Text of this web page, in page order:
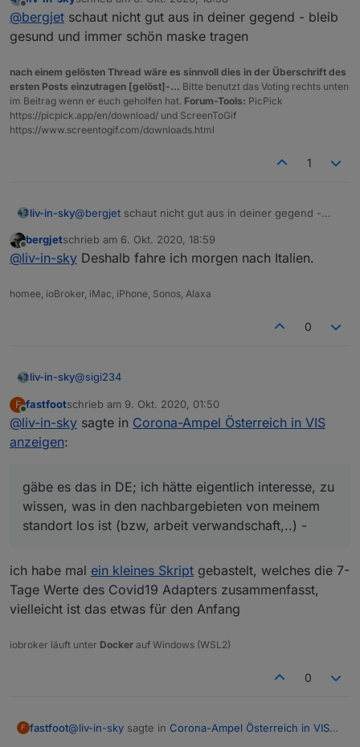
du kannst einfach den depp mit dem roten punkt
und den roten mit dem orangen ersetzen
Danke.
Offline zuletzt editiert von
@bergjet schaut nicht gut aus in deiner gegend - bleib
gesund und immer schön maske tragen
nach einem gelösten Thread wäre es sinnvoll dies in der Überschrift des
ersten Posts einzutragen [gelöst]-... Bitte benutzt das Voting rechts unten
im Beitrag wenn er euch geholfen hat. Forum-Tools: PicPick
https://picpick.app/en/download/ und ScreenToGif
https://www.screentogif.com/downloads.html
1
liv-in-sky@bergjet schaut nicht gut aus in deiner gegend -
Offline
bergjetschrieb am 6. Okt. 2020, 18:59
zuletzt editiert von
@liv-in-sky Deshalb fahre ich morgen nach Italien.
homee, ioBroker, iMac, iPhone, Sonos, Alaxa
0
liv-in-sky@sigi234
zur richtigstellung:
das ist nicht mein script - das hat@jackblackson
sortierung, die du über vis steuern kannst
nach was sortieren ?warnstufe, gkz, ort ?
gäbe es das in DE; ich hätte eigentlich interesse, zu
wissen, was in den nachbargebieten von meinem
standort los ist (bzw, arbeit verwandschaft,..) - in der
vis: eine ampel für meinen standort und außenrum
suchen, eine anahl an gesuchten gebieten als
datenpunkte darzustellen
oder die tabelle nur mit den werten , die mich
nur 10 werte oder so, in der tabelle, mit farbigen
F
Online
fastfootschrieb am 9. Okt. 2020, 01:50
zuletzt editiert von
@liv-in-sky sagte in Corona-Ampel Österreich in VIS
anzeigen:
gäbe es das in DE; ich hätte eigentlich interesse, zu
wissen, was in den nachbargebieten von meinem
standort los ist (bzw, arbeit verwandschaft,..) -
ich habe mal ein kleines Skript gebastelt, welches die 7-
Tage Werte des Covid19 Adapters zusammenfasst,
vielleicht ist das etwas für den Anfang
iobroker läuft unter Docker auf Windows (WSL2)
0
F fastfoot@liv-in-sky sagte in Corona-Ampel Österreich in VIS